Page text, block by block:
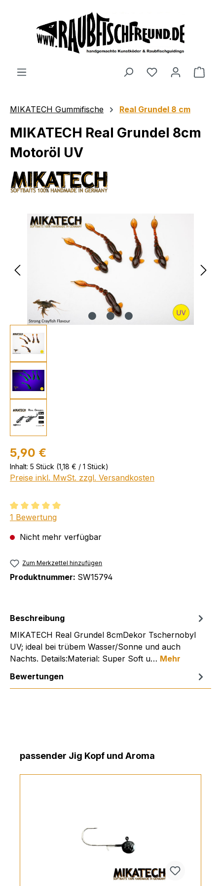
MIKATECH Gummifische Real Grundel 8 cm
MIKATECH Real Grundel 8cm
Motoröl UV
Bildergalerie überspringen
5,90 €
Inhalt: 5 Stück (1,18 € / 1 Stück)
Preise inkl. MwSt. zzgl. Versandkosten
Durchschnittliche Bewertung von 5 von 5 Sternen
1 Bewertung
Nicht mehr verfügbar
Zum Merkzettel hinzufügen
Produktnummer: SW15794
Beschreibung
MIKATECH Real Grundel 8cmDekor Tschernobyl
UV; ideal bei trübem Wasser/Sonne und auch
Nachts. Details:Material: Super Soft u… Mehr
Bewertungen
Produktgalerie überspringen
passender Jig Kopf und Aroma